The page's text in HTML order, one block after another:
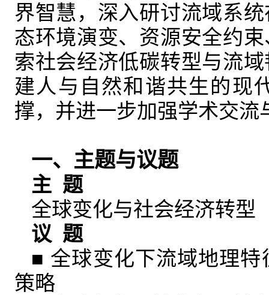
界智慧，深入研讨流域系
态环境演变、资源安全约
索社会经济低碳转型与流
建人与自然和谐共生的现
撑，并进一步加强学术交流
一、主题与议题
主 题
全球变化与社会经济转型
议 题
■ 全球变化下流域地理
策略